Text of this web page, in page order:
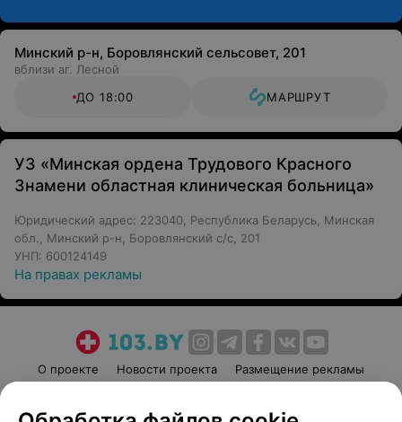
Минский р-н, Боровлянский сельсовет, 201
вблизи аг. Лесной
ДО 18:00
МАРШРУТ
УЗ «Минская ордена Трудового Красного
Знамени областная клиническая больница»
Юридический адрес: 223040, Республика Беларусь, Минская
обл., Минский р-н, Боровлянский с/с, 201
УНП: 600124149
На правах рекламы
О проекте Новости проекта
Размещение рекламы